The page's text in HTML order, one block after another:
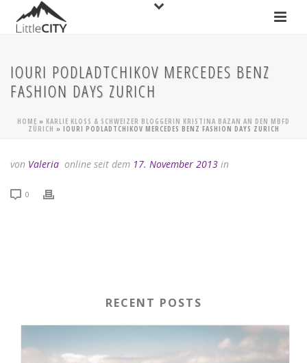
IOURI PODLADTCHIKOV MERCEDES BENZ
FASHION DAYS ZURICH
HOME » KARLIE KLOSS & SCHWEIZER BLOGGERIN KRISTINA BAZAN AN DEN MBFD
ZÜRICH » IOURI PODLADTCHIKOV MERCEDES BENZ FASHION DAYS ZURICH
von Valeria online seit dem 17. November 2013 in
0
RECENT POSTS